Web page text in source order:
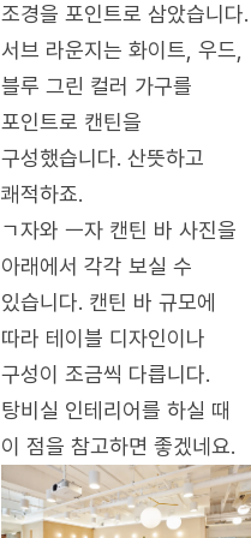
조경을 포인트로 삼았습니다.
서브 라운지는 화이트, 우드,
블루 그린 컬러 가구를
포인트로 캔틴을
구성했습니다. 산뜻하고
쾌적하죠.
ㄱ자와 ㅡ자 캔틴 바 사진을
아래에서 각각 보실 수
있습니다. 캔틴 바 규모에
따라 테이블 디자인이나
구성이 조금씩 다릅니다.
탕비실 인테리어를 하실 때
이 점을 참고하면 좋겠네요.